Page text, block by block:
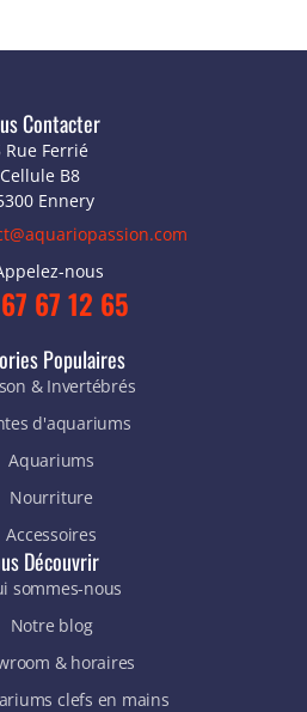
Contacter
Rue Ferrié
Cellule B8
Ennery
nous
67 12 65
Populaires
& Invertébrés
d'aquariums
Aquariums
Nourriture
Accessoires
Découvrir
sommes-nous
Notre blog
& horaires
clefs en mains